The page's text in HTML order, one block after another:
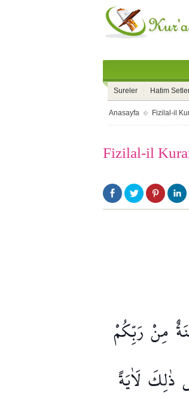
Sureler Hatim
Anasayfa Fizilal-il
Fizilal-il
مِنْ رَبِّكُمْ
ذٰلِكَ لَاٰيَةً